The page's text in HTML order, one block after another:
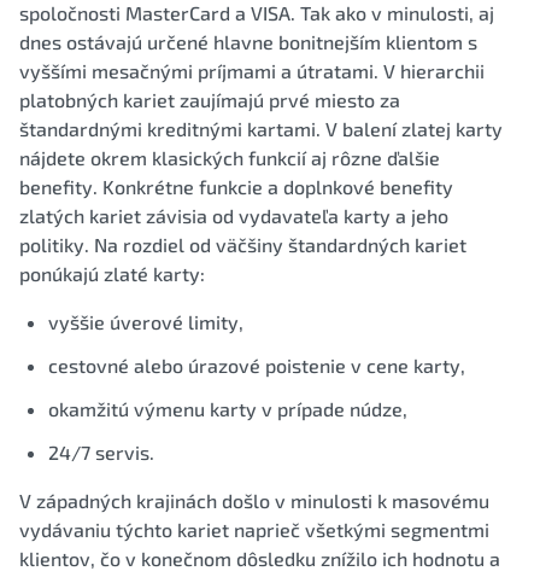
spoločnosti MasterCard a VISA. Tak ako v minulosti, aj
dnes ostávajú určené hlavne bonitnejším klientom s
vyššími mesačnými príjmami a útratami. V hierarchii
platobných kariet zaujímajú prvé miesto za
štandardnými kreditnými kartami. V balení zlatej karty
nájdete okrem klasických funkcií aj rôzne ďalšie
benefity. Konkrétne funkcie a doplnkové benefity
zlatých kariet závisia od vydavateľa karty a jeho
politiky. Na rozdiel od väčšiny štandardných kariet
ponúkajú zlaté karty:
vyššie úverové limity,
cestovné alebo úrazové poistenie v cene karty,
okamžitú výmenu karty v prípade núdze,
24/7 servis.
V západných krajinách došlo v minulosti k masovému
vydávaniu týchto kariet naprieč všetkými segmentmi
klientov, čo v konečnom dôsledku znížilo ich hodnotu a